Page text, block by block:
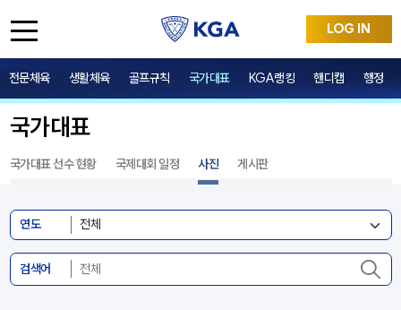
LOG IN
전문체육 생활체육 골프규칙 국가대표 KGA랭킹 핸디캡 행정
국가대표
국가대표 선수 현황 국제대회 일정 사진 게시판
연도
검색어